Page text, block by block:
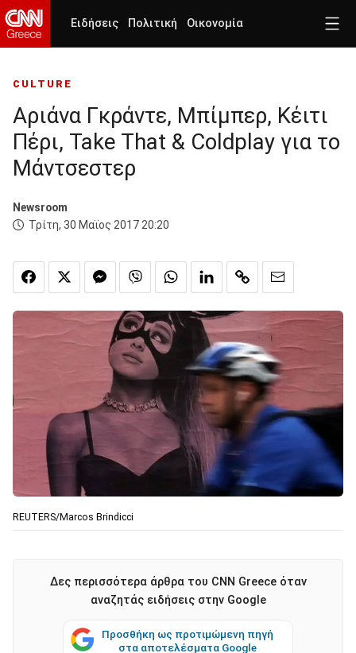
Ειδήσεις Πολιτική Οικονομία
CULTURE
Aριάνα Γκράντε, Μπίμπερ, Κέιτι
Πέρι, Take That & Coldplay για το
Μάντσεστερ
Newsroom
Τρίτη, 30 Μαϊος 2017 20:20
REUTERS/Marcos Brindicci
Δες περισσότερα άρθρα του CNN Greece όταν
αναζητάς ειδήσεις στην Google
Προσθήκη ως προτιμώμενη πηγή
στα αποτελέσματα Google